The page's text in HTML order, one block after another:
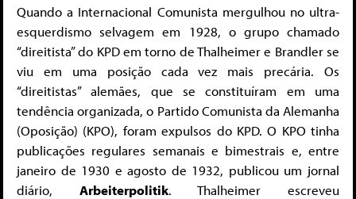
Quando a Internacional Comunista mergulhou no ultra-
esquerdismo selvagem em 1928, o grupo chamado
“direitista” do KPD em torno de Thalheimer e Brandler se
viu em uma posição cada vez mais precária. Os
“direitistas” alemães, que se constituíram em uma
tendência organizada, o Partido Comunista da Alemanha
(Oposição) (KPO), foram expulsos do KPD. O KPO tinha
publicações regulares semanais e bimestrais e, entre
janeiro de 1930 e agosto de 1932, publicou um jornal
diário, Arbeiterpolitik. Thalheimer escreveu